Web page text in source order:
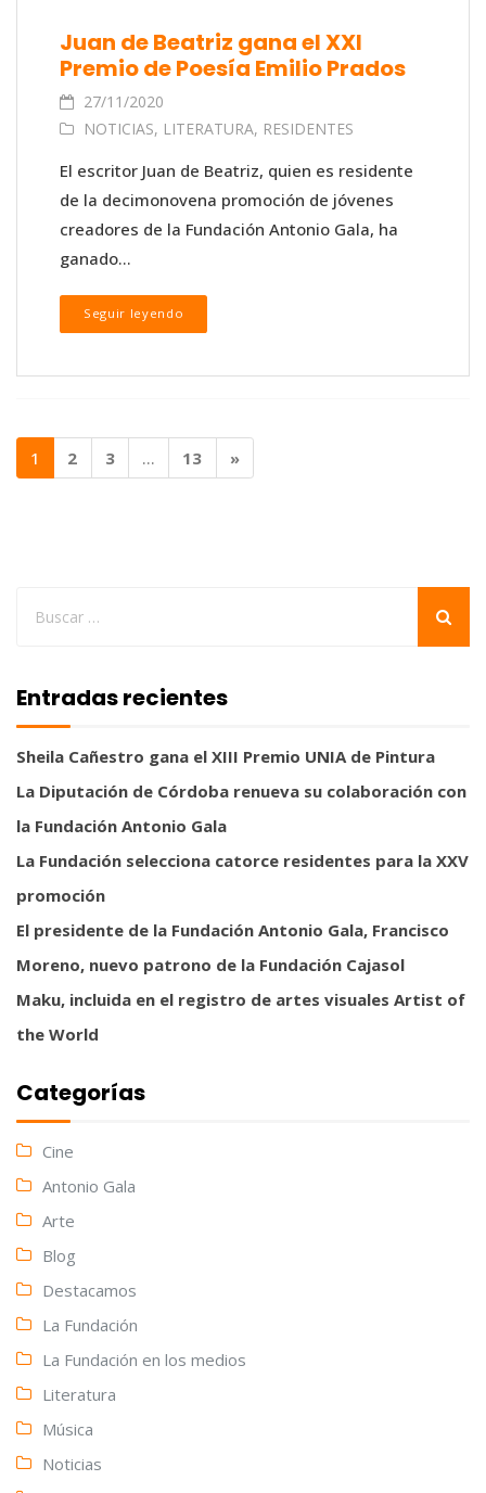
Juan de Beatriz gana el XXI
Premio de Poesía Emilio Prados
27/11/2020
NOTICIAS, LITERATURA, RESIDENTES
El escritor Juan de Beatriz, quien es residente
de la decimonovena promoción de jóvenes
creadores de la Fundación Antonio Gala, ha
ganado...
Seguir leyendo
1 2 3 … 13 »
Entradas recientes
Sheila Cañestro gana el XIII Premio UNIA de Pintura
La Diputación de Córdoba renueva su colaboración con
la Fundación Antonio Gala
La Fundación selecciona catorce residentes para la XXV
promoción
El presidente de la Fundación Antonio Gala, Francisco
Moreno, nuevo patrono de la Fundación Cajasol
Maku, incluida en el registro de artes visuales Artist of
the World
Categorías
Cine
Antonio Gala
Arte
Blog
Destacamos
La Fundación
La Fundación en los medios
Literatura
Música
Noticias